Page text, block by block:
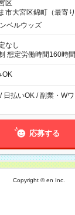
区
市大宮区錦町（最寄り
ベルウッズ
なし
時間160時間/月 【シフト例】 ・8
OK
日払いOK / 副業・W
応募する
Copyright © en Inc.